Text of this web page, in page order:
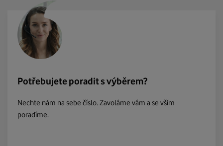
Potřebujete poradit s výběrem?
Nechte nám na sebe číslo. Zavoláme vám a se vším
poradíme.